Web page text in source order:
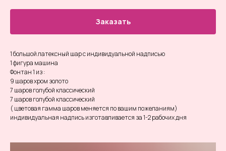
Заказать
1 большой латексный шар с индивидуальной надписью
1 фигура машина
Фонтан 1 из :
9 шаров хром золото
7 шаров голубой классический
7 шаров голубой классический
( цветовая гамма шаров меняется по вашим пожеланиям)
индивидуальная надпись изготавливается за 1-2 рабочих дня